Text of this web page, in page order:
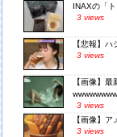
INAXの「
3 views
【悲報】
3 views
【画像】
3 views
【画像】
3 views